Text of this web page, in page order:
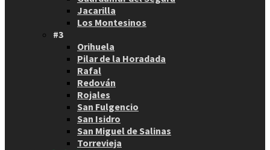
Jacarilla
Los Montesinos
#3
Orihuela
Pilar de la Horadada
Rafal
Redován
Rojales
San Fulgencio
San Isidro
San Miguel de Salinas
Torrevieja